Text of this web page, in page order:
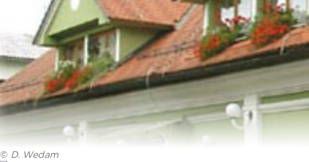
© D. Wedam